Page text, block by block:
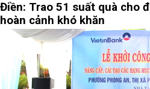
Điền: Trao 51 suất quà cho
hoàn cảnh khó khăn